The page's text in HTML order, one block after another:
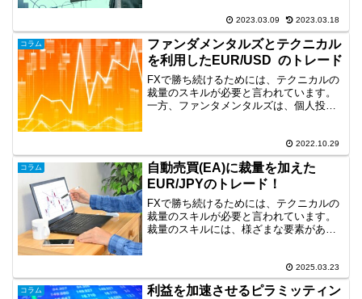
です。そこで、今回は、長期足の環境認
識、トレンドラインを利用したトレード
事例を取り上げます。ト...
2023.03.09 2023.03.18
コラム
ファンダメンタルズとテクニカル
を利用したEUR/USD のトレード
FXで勝ち続けるためには、テクニカルの
裁量のスキルが必要と言われています。
一方、ファンタメンタルズは、個人投資
もあります。そこで、今回は、裁量に加
えファンダメンタルズも...
2022.10.29
コラム
自動売買(EA)に裁量を加えた
EUR/JPYのトレード！
FXで勝ち続けるためには、テクニカルの
裁量のスキルが必要と言われています。
裁量のスキルには、様ざまな要素があり
は、裁量トレードだけでなく、自動売買
(EA)をコントロールす...
2025.03.23
コラム
利益を加速させるピラミッティン